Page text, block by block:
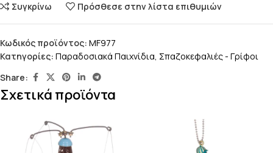
Συγκρίνω Πρόσθεσε στην λίστα επιθυμιών
Κωδικός προϊόντος: MF977
Κατηγορίες: Παραδοσιακά Παιχνίδια, Σπαζοκεφαλιές - Γρίφοι
Share:
Σχετικά προϊόντα